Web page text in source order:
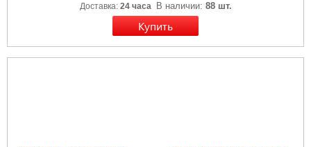
Доставка: 24 часа В наличии: 88 шт.